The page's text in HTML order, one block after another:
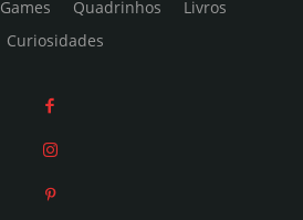
Games Quadrinhos
Livros
Curiosidades